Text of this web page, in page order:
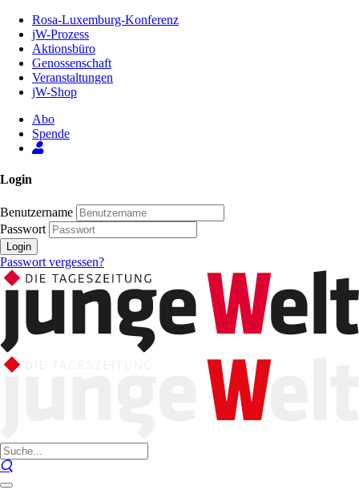
Inhalt
Seite
Rosa-Luxemburg-Konferenz
jW-Prozess
Aktionsbüro
Genossenschaft
Veranstaltungen
jW-Shop
Abo
Spende
Login
Benutzername
Passwort
Login
Passwort vergessen?